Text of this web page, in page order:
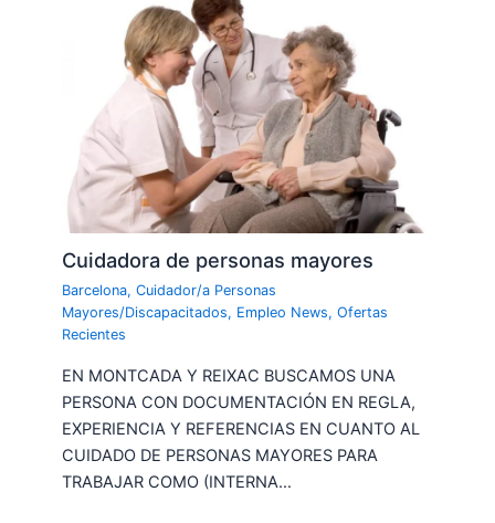
Cuidadora de personas mayores
Barcelona,Cuidador/a Personas
Mayores/Discapacitados, Empleo News,Ofertas
Recientes
EN MONTCADA Y REIXAC BUSCAMOS UNA
PERSONA CON DOCUMENTACIÓN EN REGLA,
EXPERIENCIA Y REFERENCIAS EN CUANTO AL
CUIDADO DE PERSONAS MAYORES PARA
TRABAJAR COMO (INTERNA…